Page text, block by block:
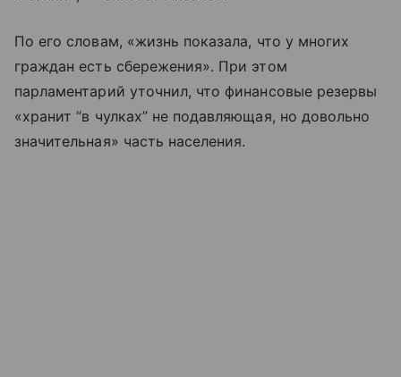
По его словам, «жизнь показала, что у многих
граждан есть сбережения». При этом
парламентарий уточнил, что финансовые резервы
«хранит “в чулках” не подавляющая, но довольно
значительная» часть населения.